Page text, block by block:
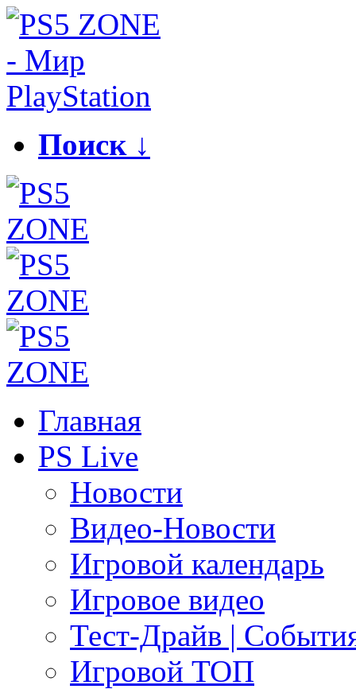
Поиск ↓
Главная
PS Live
Новости
Видео-Новости
Игровой календарь
Игровое видео
Тест-Драйв |
Игровой ТОП